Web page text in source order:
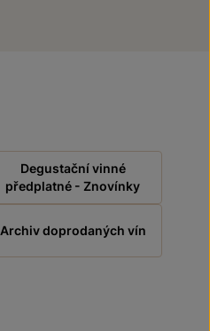
Degustační vinné
předplatné - Znovínky
Archiv doprodaných vín